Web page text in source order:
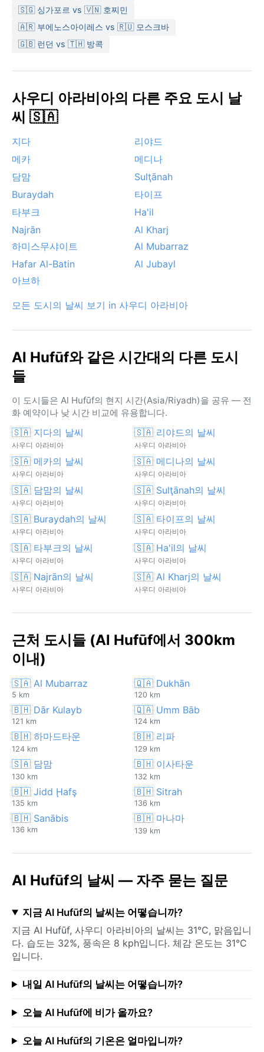
🇸🇬 싱가포르 vs 🇻🇳 호찌민
🇦🇷 부에노스아이레스 vs 🇷🇺 모스크바
🇬🇧 런던 vs 🇹🇭 방콕
사우디 아라비아의 다른 주요 도시 날
씨 🇸🇦
지다
리야드
메카
메디나
담맘
Sulţānah
Buraydah
타이프
타부크
Ha'il
Najrān
Al Kharj
하미스무샤이트
Al Mubarraz
Hafar Al-Batin
Al Jubayl
아브하
모든 도시의 날씨 보기 in 사우디 아라비아
Al Hufūf와 같은 시간대의 다른 도시
들
이 도시들은 Al Hufūf의 현지 시간(Asia/Riyadh)을 공유 — 전
화 예약이나 낮 시간 비교에 유용합니다.
🇸🇦 지다의 날씨
사우디 아라비아
🇸🇦 리야드의 날씨
사우디 아라비아
🇸🇦 메카의 날씨
사우디 아라비아
🇸🇦 메디나의 날씨
사우디 아라비아
🇸🇦 담맘의 날씨
사우디 아라비아
🇸🇦 Sulţānah의 날씨
사우디 아라비아
🇸🇦 Buraydah의 날씨
사우디 아라비아
🇸🇦 타이프의 날씨
사우디 아라비아
🇸🇦 타부크의 날씨
사우디 아라비아
🇸🇦 Ha'il의 날씨
사우디 아라비아
🇸🇦 Najrān의 날씨
사우디 아라비아
🇸🇦 Al Kharj의 날씨
사우디 아라비아
근처 도시들 (Al Hufūf에서 300km
이내)
🇸🇦 Al Mubarraz
5 km
🇶🇦 Dukhān
120 km
🇧🇭 Dār Kulayb
121 km
🇶🇦 Umm Bāb
124 km
🇧🇭 하마드타운
124 km
🇧🇭 리파
129 km
🇸🇦 담맘
130 km
🇧🇭 이사타운
132 km
🇧🇭 Jidd Ḩafş
135 km
🇧🇭 Sitrah
136 km
🇧🇭 Sanābis
136 km
🇧🇭 마나마
139 km
Al Hufūf의 날씨 — 자주 묻는 질문
지금 Al Hufūf의 날씨는 어떻습니까?
지금 Al Hufūf, 사우디 아라비아의 날씨는 31°C, 맑음입니
다. 습도는 32%, 풍속은 8 kph입니다. 체감 온도는 31°C
입니다.
내일 Al Hufūf의 날씨는 어떻습니까?
오늘 Al Hufūf에 비가 올까요?
오늘 Al Hufūf의 기온은 얼마입니까?